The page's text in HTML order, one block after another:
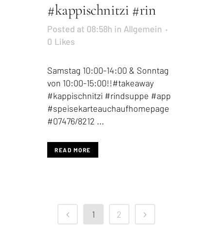
#kappischnitzi #rin
Posted at 08:58h in Allgemein
0 Likes
Samstag 10:00-14:00 & Sonntag
von 10:00-15:00!!#takeaway
#kappischnitzi #rindsuppe #app
#speisekarteauchaufhomepage
#07476/8212 ...
READ MORE
1 2